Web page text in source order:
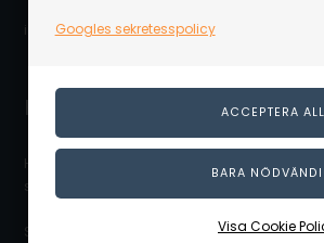
Googles sekretesspolicy
Visa Cookie
info@linaa.se
Kontakta kundservice
Hör av dig till vår kundservice som gärna
svarar på dina frågor.
Skicka ett mail på: